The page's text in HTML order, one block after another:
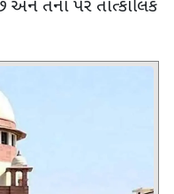
અને તેના પર તાત્કાલિક